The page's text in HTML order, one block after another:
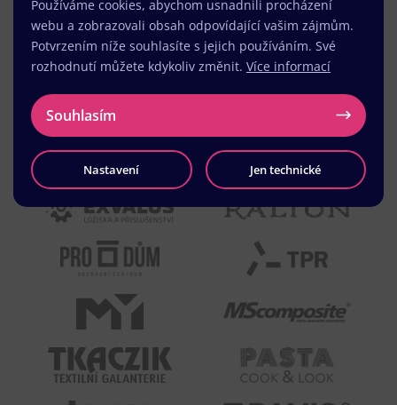
Používáme cookies, abychom usnadnili procházení
webu a zobrazovali obsah odpovídající vašim zájmům.
Potvrzením níže souhlasíte s jejich používáním. Své
rozhodnutí můžete kdykoliv změnit. Více informací
Souhlasím
Nastavení Jen technické